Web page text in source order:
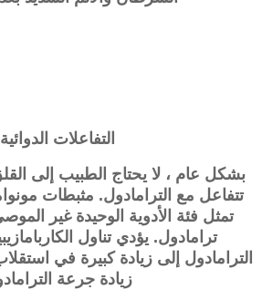
التفاعلات الدوائية
بشكل عام ، لا يحتاج الطبيب إلى
تتفاعل مع الترامادول. مثبطات
تمثل فئة الأدوية الوحيدة غير
ترامادول. يؤدي تناول
الترامادول إلى زيادة كبيرة في
زيادة جرعة